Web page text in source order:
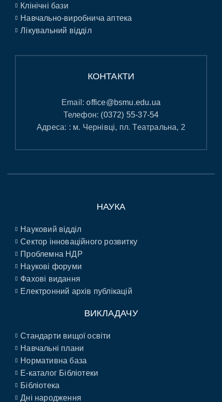
Клінічні бази
Навчально-виробнича аптека
Лікувальний відділ
КОНТАКТИ
Email:office@bsmu.edu.ua
Телефон: (0372) 55-37-54
Адреса: : м. Чернівці, пл. Театральна, 2
НАУКА
Науковий відділ
Сектор інноваційного розвитку
Проблемна НДР
Наукові форуми
Фахові видання
Електронний архів публікацій
ВИКЛАДАЧУ
Стандарти вищої освіти
Навчальні плани
Нормативна база
E-каталог Бібліотеки
Бібліотека
Дні народження